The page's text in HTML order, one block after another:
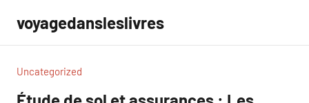
contenu
voyagedansleslivres
Uncategorized